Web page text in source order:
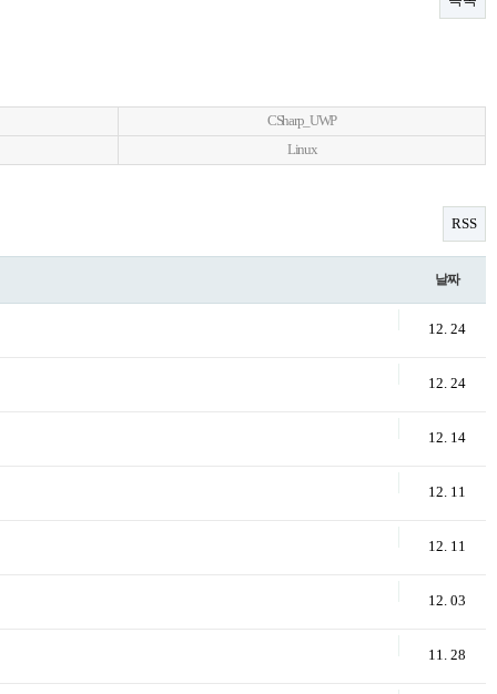
CSharp_UWP
Linux
RSS
날짜
12. 24
12. 24
12. 14
12. 11
12. 11
12. 03
11. 28